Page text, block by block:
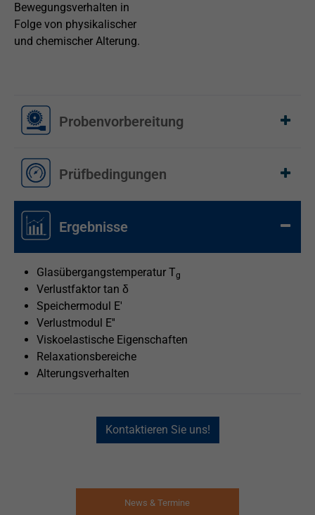
Bewegungsverhalten in
Folge von physikalischer
und chemischer Alterung.
Probenvorbereitung
Prüfbedingungen
Ergebnisse
Glasübergangstemperatur Tg
Verlustfaktor tan δ
Speichermodul E'
Verlustmodul E''
Viskoelastische Eigenschaften
Relaxationsbereiche
Alterungsverhalten
Kontaktieren Sie uns!
News & Termine